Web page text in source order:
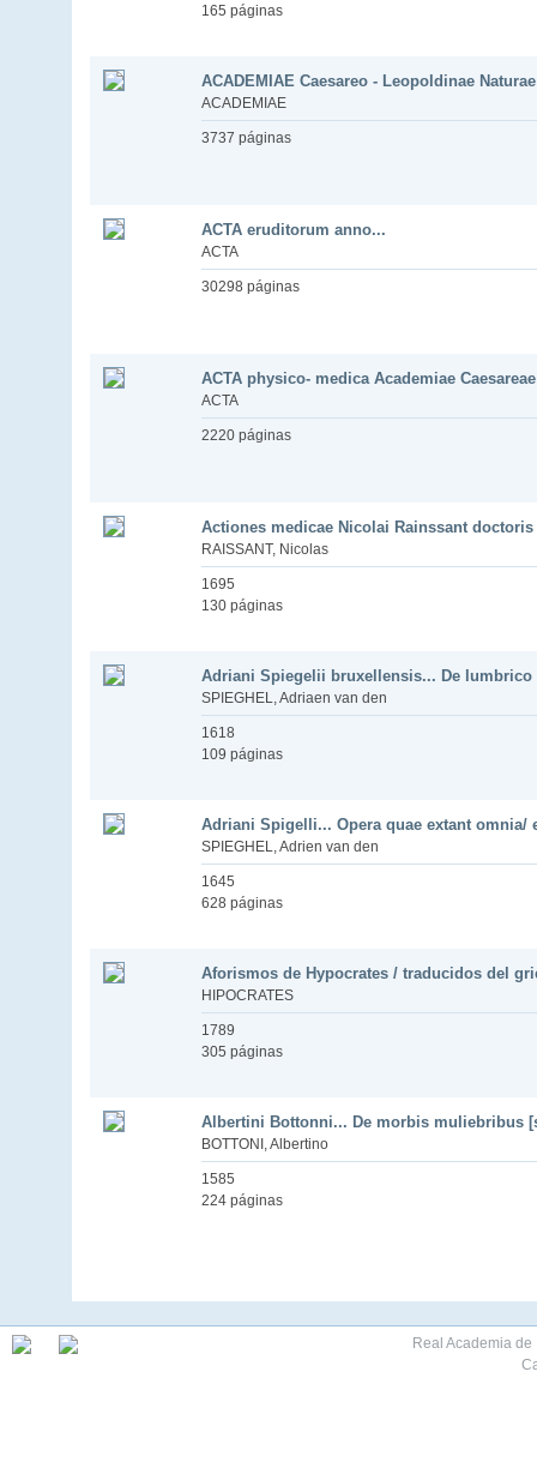
165 páginas
ACADEMIAE Caesareo - Leopoldinae
ACADEMIAE
3737 páginas
ACTA eruditorum anno...
ACTA
30298 páginas
ACTA physico- medica Academiae
ACTA
2220 páginas
Actiones medicae Nicolai Rainssant
RAISSANT, Nicolas
1695
130 páginas
Adriani Spiegelii bruxellensis... De
SPIEGHEL, Adriaen van den
1618
109 páginas
Adriani Spigelli... Opera quae extant omnia/
SPIEGHEL, Adrien van den
1645
628 páginas
Aforismos de Hypocrates / traducidos del
HIPOCRATES
1789
305 páginas
Albertini Bottonni... De morbis muliebribus
BOTTONI, Albertino
1585
224 páginas
Real Academia